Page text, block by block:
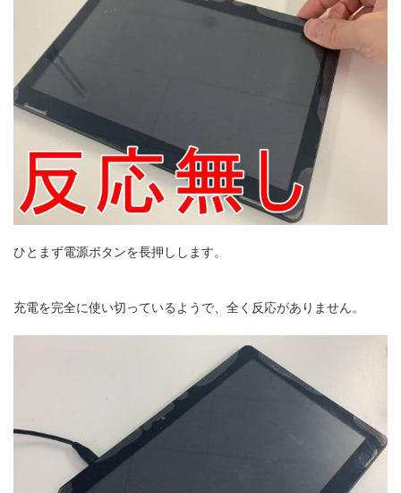
ひとまず電源ボタンを長押しします。
充電を完全に使い切っているようで、全く反応がありません。